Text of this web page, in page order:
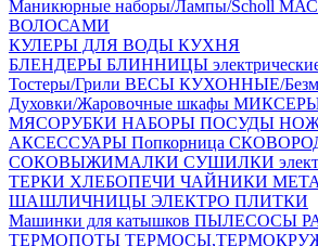
Маникюрные наборы/Лампы/Scholl
ВОЛОСАМИ
КУЛЕРЫ ДЛЯ ВОДЫ КУХНЯ
БЛЕНДЕРЫ БЛИННИЦЫ
Тостеры/Грили ВЕСЫ КУХОННЫЕ/
Духовки/Жаровочные шкафы
МЯСОРУБКИ НАБОРЫ ПОСУДЫ
АКСЕССУАРЫ Попкорница
СОКОВЫЖИМАЛКИ СУШИЛКИ
ТЕРКИ ХЛЕБОПЕЧИ ЧАЙНИКИ
ШАШЛИЧНИЦЫ ЭЛЕКТРО ПЛИТКИ
Машинки для катышков ПЫЛЕСОСЫ
ТЕРМОПОТЫ